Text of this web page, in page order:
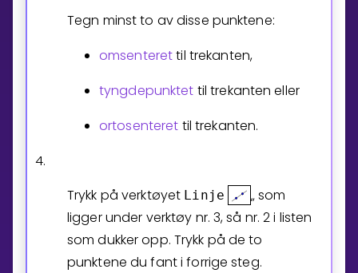
Tegn minst to av disse punktene:
omsenterettil trekanten,
tyngdepunktet til trekanten eller
ortosenteret til trekanten.
4.
Trykk på verktøyet Linje
„ som
ligger under verktøy nr. 3, så nr. 2 i listen
som dukker opp. Trykk på de to
punktene du fant i forrige steg.